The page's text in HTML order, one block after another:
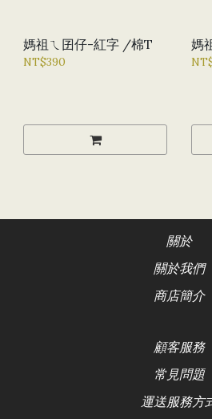
媽祖ㄟ囝仔-紅字 /棉T
NT$390
媽
關於
關於我們
商店簡介
顧客服務
常見問題
運送服務方